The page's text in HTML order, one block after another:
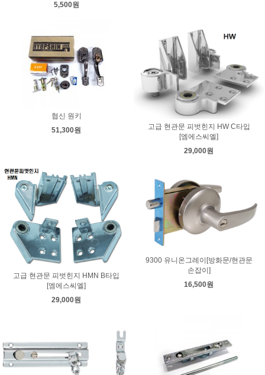
5,500원
협신 원키
51,300원
고급 현관문 피벗힌지 HW C타입
[엠에스씨엘]
29,000원
고급 현관문 피벗힌지 HMN B타입
[엠에스씨엘]
29,000원
9300 유니온그레이[방화문/현관문
손잡이]
16,500원